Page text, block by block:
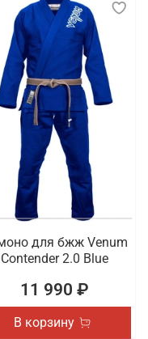
для бжж Venum
Contender 2.0 Blue
11 990 ₽
В корзину